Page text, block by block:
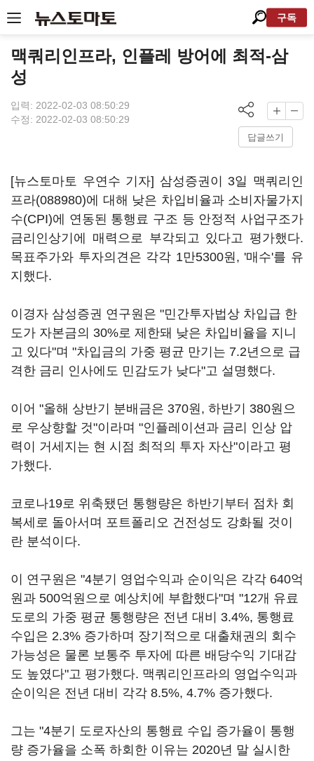
구독
맥쿼리인프라, 인플레 방어에 최적-삼
성
입력: 2022-02-03 08:50:29
수정: 2022-02-03 08:50:29
답글쓰기
[뉴스토마토 우연수 기자] 삼성증권이 3일 맥쿼리인
프라(088980)에 대해 낮은 차입비율과 소비자물가지
수(CPI)에 연동된 통행료 구조 등 안정적 사업구조가
금리인상기에 매력으로 부각되고 있다고 평가했다.
목표주가와 투자의견은 각각 1만5300원, '매수'를 유
지했다.
이경자 삼성증권 연구원은 "민간투자법상 차입급 한
도가 자본금의 30%로 제한돼 낮은 차입비율을 지니
고 있다"며 "차입금의 가중 평균 만기는 7.2년으로 급
격한 금리 인사에도 민감도가 낮다"고 설명했다.
이어 "올해 상반기 분배금은 370원, 하반기 380원으
로 우상향할 것"이라며 "인플레이션과 금리 인상 압
력이 거세지는 현 시점 최적의 투자 자산"이라고 평
가했다.
코로나19로 위축됐던 통행량은 하반기부터 점차 회
복세로 돌아서며 포트폴리오 건전성도 강화될 것이
란 분석이다.
이 연구원은 "4분기 영업수익과 순이익은 각각 640억
원과 500억원으로 예상치에 부합했다"며 "12개 유료
도로의 가중 평균 통행량은 전년 대비 3.4%, 통행료
수입은 2.3% 증가하며 장기적으로 대출채권의 회수
가능성은 물론 보통주 투자에 따른 배당수익 기대감
도 높였다"고 평가했다. 맥쿼리인프라의 영업수익과
순이익은 전년 대비 각각 8.5%, 4.7% 증가했다.
그는 "4분기 도로자산의 통행료 수입 증가율이 통행
량 증가율을 소폭 하회한 이유는 2020년 말 실시한